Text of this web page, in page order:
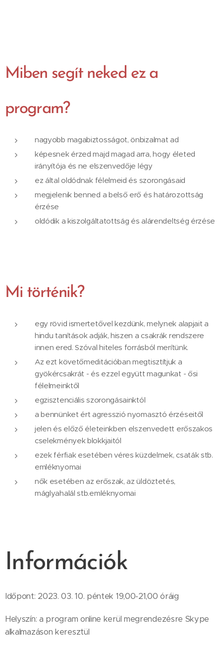
Miben segít neked ez a
program?
nagyobb magabiztosságot, önbizalmat ad
képesnek érzed majd magad arra, hogy életed
irányítója és ne elszenvedője légy
ez által oldódnak félelmeid és szorongásaid
megjelenik benned a belső erő és határozottság
érzése
oldódik a kiszolgáltatottság és alárendeltség érzése
Mi történik?
egy rövid ismertetővel kezdünk, melynek alapjait a
hindu tanítások adják, hiszen a csakrák rendszere
innen ered. Szóval hiteles forrásból merítünk.
Az ezt követőmeditációban megtisztítjuk a
gyökércsakrát - és ezzel együtt magunkat - ősi
félelmeinktől
egzisztenciális szorongásainktól
a bennünket ért agresszió nyomasztó érzéseitől
jelen és előző életeinkben elszenvedett erőszakos
cselekmények blokkjaitól
ezek férfiak esetében véres küzdelmek, csaták stb.
emléknyomai
nők esetében az erőszak, az üldöztetés,
máglyahalál stb.emléknyomai
Információk
Időpont: 2023. 03. 10. péntek 19,00-21,00 óráig
Helyszín: a program online kerül megrendezésre Skype
alkalmazáson keresztül